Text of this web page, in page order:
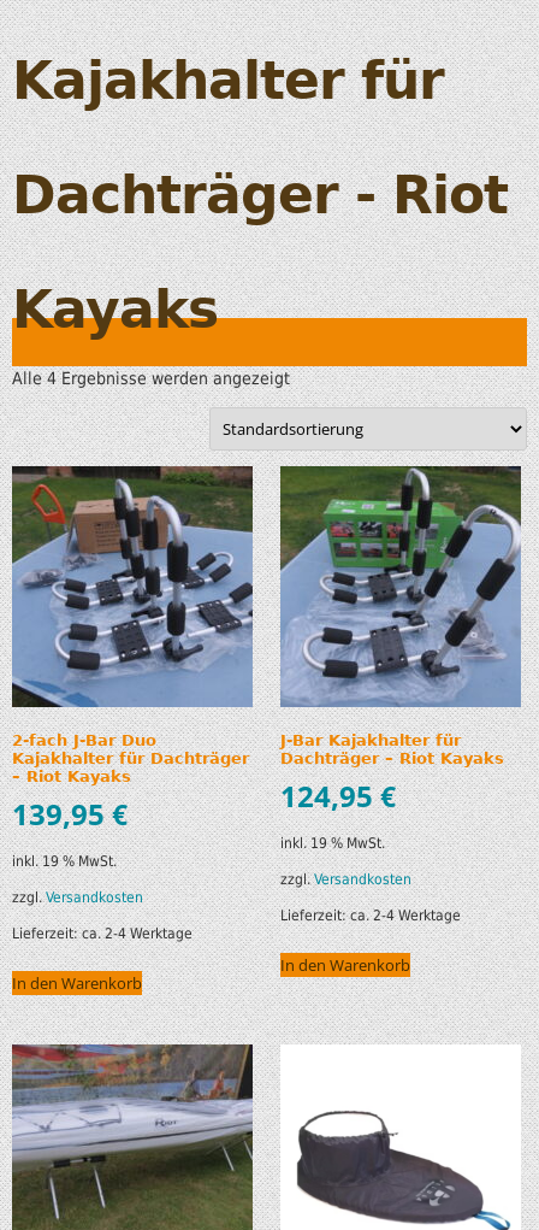
Kajakhalter für
Dachträger - Riot
Kayaks
Alle 4 Ergebnisse werden angezeigt
2-fach J-Bar Duo
Kajakhalter für Dachträger
– Riot Kayaks
139,95€
inkl. 19 % MwSt.
zzgl.Versandkosten
Lieferzeit:ca. 2-4 Werktage
In den Warenkorb
J-Bar Kajakhalter für
Dachträger – Riot Kayaks
124,95€
inkl. 19 % MwSt.
zzgl.Versandkosten
Lieferzeit:ca. 2-4 Werktage
In den Warenkorb